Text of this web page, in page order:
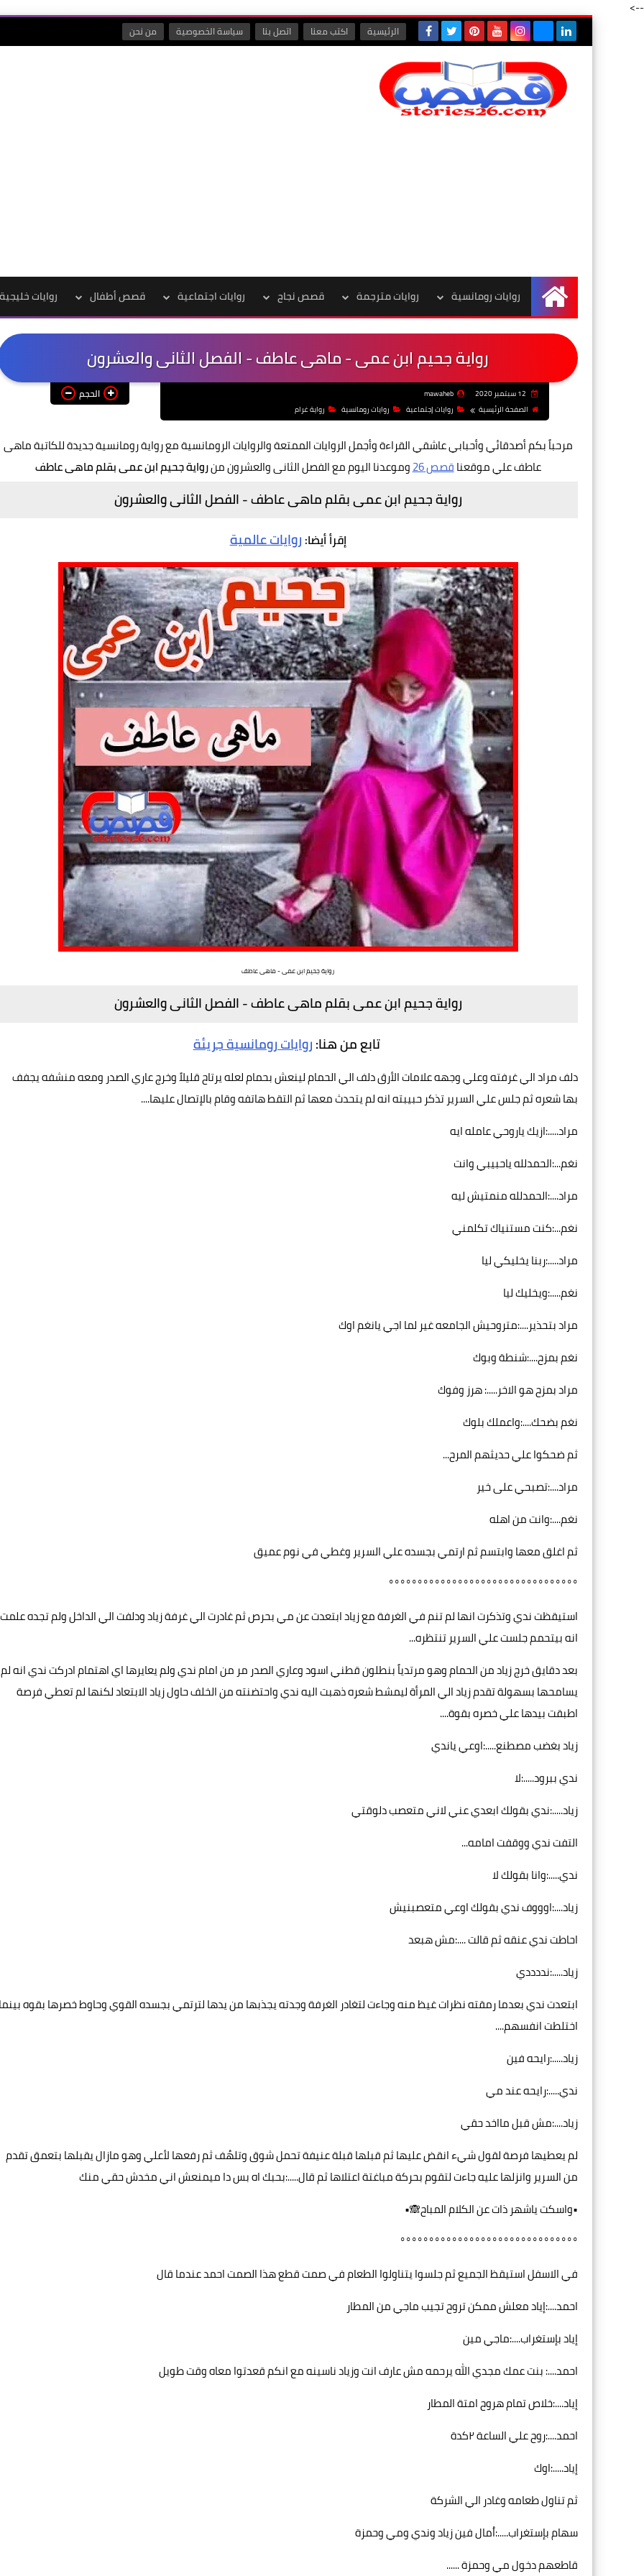
-->
الرئيسية اكتب معنا اتصل بنا سياسة الخصوصية من نحن
الرئيسية
روايات رومانسية روايات مترجمة قصص نجاح روايات اجتماعية قصص أطفال روايات خليجية
رواية جحيم ابن عمى - ماهى عاطف - الفصل الثانى والعشرون
mawaheb
الصفحة الرئيسية
روايات إجتماعية روايات رومانسية رواية غرام
الحجم
مرحباً بكم أصدقائي وأحبابي عاشقي القراءة وأجمل الروايات الممتعة والروايات الرومانسية مع رواية رومانسية جديدة للكاتبة ماهى
عاطف علي موقعناقصص 26 وموعدنا اليوم مع الفصل الثانى والعشرون منرواية جحيم ابن عمى بقلم ماهى عاطف
رواية جحيم ابن عمى بقلم ماهى عاطف - الفصل الثانى والعشرون
إقرأ أيضا: روايات عالمية
رواية جحيم ابن عمى - ماهى عاطف
رواية جحيم ابن عمى بقلم ماهى عاطف - الفصل الثانى والعشرون
تابع من هنا:روايات رومانسية جريئة
دلف مراد الي غرفته وعلي وجهه علامات الأرق دلف الي الحمام لينعش بحمام لعله يرتاح قليلاً وخرج عاري الصدر ومعه منشفه يجفف
بها شعره ثم جلس علي السرير تذكر حبيبته انه لم يتحدث معها ثم التقط هاتفه وقام بالإتصال عليها....
مراد.....:ازيك ياروحي عامله ايه
نغم...:الحمدلله ياحبيبي وانت
مراد....:الحمدلله منمتيش ليه
نغم...:كنت مستنياك تكلمني
مراد.....:ربنا يخليكي ليا
نغم.....:ويخليك ليا
مراد بتحذير....:متروحيش الجامعه غير لما اجي يانغم اوك
نغم بمزح....:شنطة وبوك
مراد بمزح هو الاخر.....: هرز وفوك
نغم بضحك....:واعملك بلوك
ثم ضحكوا علي حديثهم المرح...
مراد....:تصبحي على خير
نغم....:وانت من اهله
ثم اغلق معها وابتسم ثم ارتمي بجسده علي السرير وغطي في نوم عميق
°°°°°°°°°°°°°°°°°°°°°°°°°°°°°°°°°
استيقظت ندي وتذكرت انها لم تنم في الغرفة مع زياد ابتعدت عن مي بحرص ثم غادرت الي غرفة زياد ودلفت الي الداخل ولم تجده علمت
انه بيتحمم جلست علي السرير تنتظره...
بعد دقايق خرج زياد من الحمام وهو مرتدياً بنطلون قطني اسود وعاري الصدر مر من امام ندي ولم يعايرها اي اهتمام ادركت ندي انه لم
يسامحها بسهولة تقدم زياد الي المرأة ليمشط شعره ذهبت اليه ندي واحتضنته من الخلف حاول زياد الابتعاد لكنها لم تعطي فرصة
اطبقت بيدها علي خصره بقوة....
زياد بغضب مصطنع.....:اوعي ياندي
ندي ببرود.....:لا
زياد.....:ندي بقولك ابعدي عني لاني متعصب دلوقتي
التفت ندي ووقفت امامه...
ندي.....:وانا بقولك لا
زياد....:اوووف ندي بقولك اوعي متعصبنيش
احاطت ندي عنقه ثم قالت ....:مش هبعد
زياد.....:نددددي
ابتعدت ندي بعدما رمقته نظرات غيظ منه وجاءت لتغادر الغرفة وجدته يجذبها من يدها لترتمي بجسده القوي وحاوط خصرها بقوه
اختلطت انفسهم....
زياد.....:رايحه فين
ندي.....:رايحه عند مي
زياد....:مش قبل مااخد حقي
لم يعطيها فرصة لقول شيء انقض عليها ثم قبلها قبلة عنيفة تحمل شوق وتلهُف ثم رفعها لأعلي وهو مازال يقبلها بتعمق تقدم
من السرير وانزلها عليه جاءت لتقوم بحركة مباغتة اعتلاها ثم قال.....:بحبك اه بس دا ميمنعش اني مخدش حقي منك
•واسكت ياشهر ذات عن الكلام المباح🙈•
°°°°°°°°°°°°°°°°°°°°°°°°°°°°°°°
في الاسفل استيقظ الجميع ثم جلسوا يتناولوا الطعام في صمت قطع هذا الصمت احمد عندما قال
احمد....:إياد معلش ممكن تروح تجيب ماجي من المطار
إياد بإستغراب....:ماجي مين
احمد....: بنت عمك مجدي الله يرحمه مش عارف انت وزياد ناسينه مع انكم قعدتوا معاه وقت طويل
إياد....:خلاص تمام هروح امتة المطار
احمد....:روح علي الساعة ٢كدة
إياد.....:اوك
ثم تناول طعامه وغادر الي الشركة
سهام بإستغراب.....:اُمال فين زياد وندي ومي وحمزة
قاطعهم دخول مي وحمزة ......